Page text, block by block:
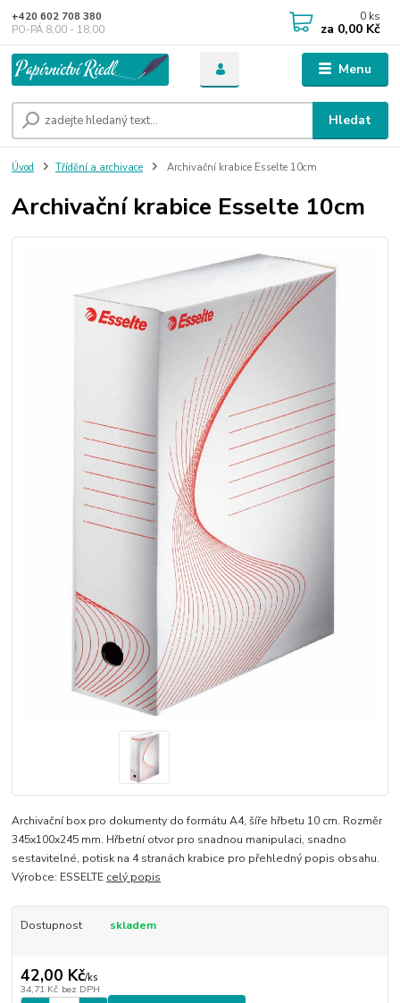
Menu
Hledat
+420 602 708 380
PO-PÁ 8,00 - 18,00
0 ks
za 0,00 Kč
Úvod Třídění a archivace Archivační krabice Esselte 10cm
Archivační krabice Esselte 10cm
Archivační box pro dokumenty do formátu A4, šíře hřbetu 10 cm. Rozměr
345x100x245 mm. Hřbetní otvor pro snadnou manipulaci, snadno
sestavitelné, potisk na 4 stranách krabice pro přehledný popis obsahu.
Výrobce: ESSELTE celý popis
Dostupnost skladem
42,00 Kč/ks
34,71 Kč bez DPH